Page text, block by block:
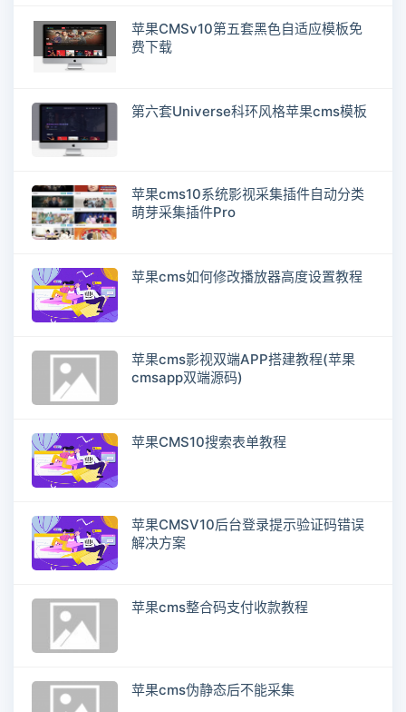
苹果CMSv10第五套黑色自适应模板免
费下载
第六套Universe科环风格苹果cms模板
苹果cms10系统影视采集插件自动分类
萌芽采集插件Pro
苹果cms如何修改播放器高度设置教程
苹果cms影视双端APP搭建教程(苹果
cmsapp双端源码)
苹果CMS10搜索表单教程
苹果CMSV10后台登录提示验证码错误
解决方案
苹果cms整合码支付收款教程
苹果cms伪静态后不能采集